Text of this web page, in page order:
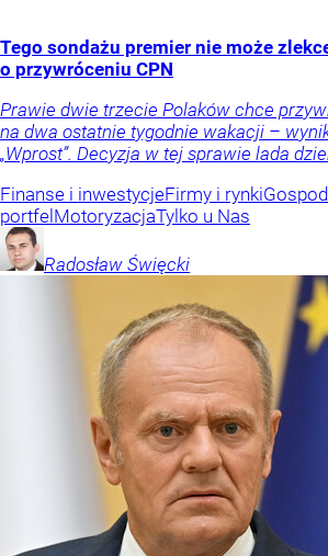
Tego sondażu premier nie może
o przywróceniu CPN
Prawie dwie trzecie Polaków chce
na dwa ostatnie tygodnie wakacji –
„Wprost”. Decyzja w tej sprawie lada
Finanse i inwestycjeFirmy i rynki
portfelMotoryzacjaTylko u Nas
Radosław Święcki